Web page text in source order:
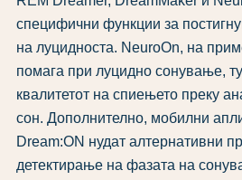
специфични функции за
на луцидноста. NeuroOn, на
помага при луцидно сонување,
квалитетот на спиењето преку
сон. Дополнително, мобилни
Dream:ON нудат алтернативни
детектирање на фазата на